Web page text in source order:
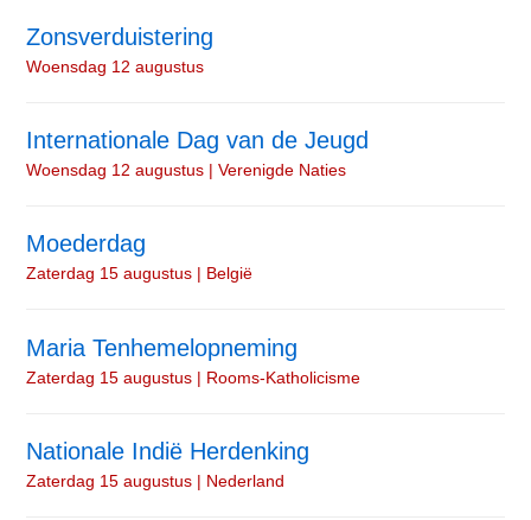
Zonsverduistering
Woensdag 12 augustus
Internationale Dag van de Jeugd
Woensdag 12 augustus | Verenigde Naties
Moederdag
Zaterdag 15 augustus | België
Maria Tenhemelopneming
Zaterdag 15 augustus | Rooms-Katholicisme
Nationale Indië Herdenking
Zaterdag 15 augustus | Nederland